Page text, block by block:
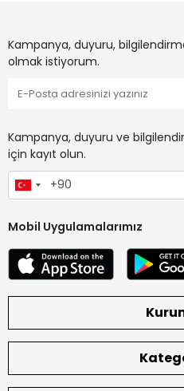
Kampanya, duyuru,
olmak istiyorum.
Kampanya, duyuru ve
için kayıt olun.
Mobil Uygulamalarımız